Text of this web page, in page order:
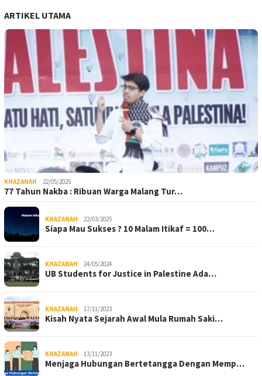
ARTIKEL UTAMA
KHAZANAH 22/05/2025
77 Tahun Nakba : Ribuan Warga Malang Tur…
KHAZANAH 22/03/2025
Siapa Mau Sukses ? 10 Malam Itikaf = 100…
KHAZANAH 24/05/2024
UB Students for Justice in Palestine Ada…
KHAZANAH 17/11/2023
Kisah Nyata Sejarah Awal Mula Rumah Saki…
KHAZANAH 13/11/2023
Menjaga Hubungan Bertetangga Dengan Memp…